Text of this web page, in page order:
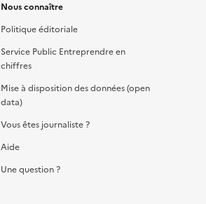
Nous connaître
Politique éditoriale
Service Public Entreprendre en
chiffres
Mise à disposition des données (open
data)
Vous êtes journaliste ?
Aide
Une question ?